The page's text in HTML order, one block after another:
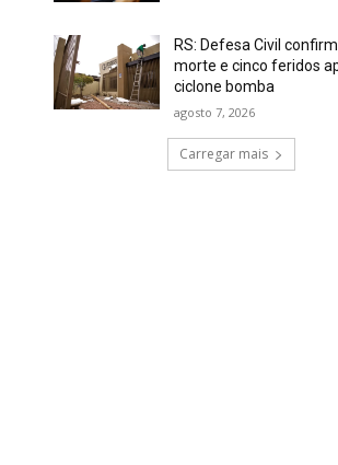
RS: Defesa Civil
morte e cinco feridos
ciclone bomba
agosto 7, 2026
Carregar mais